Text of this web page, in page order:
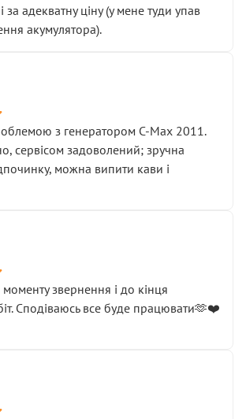
за адекватну ціну (у мене туди упав
акумулятора).
з генератором C-Max 2011.
сервісом задоволений; зручна
можна випити кави і
звернення і до кінця
Сподіваюсь все буде працювати🫶❤️